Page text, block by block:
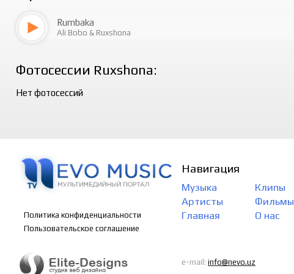
Rumbaka
Ali Bobo & Ruxshona
Фотосессии Ruxshona:
Нет фотосессий
Политика конфиденциальности
Пользовательское соглашение
Навигация
Музыка Клипы
Артисты
Фильмы
Главная
О нас
e-mail:info@nevo.uz